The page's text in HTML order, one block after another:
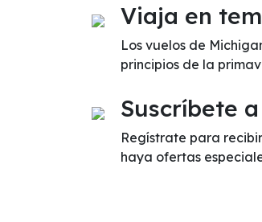
Viaja en
Los vuelos de
principios de la
Suscríbete
Regístrate para
haya ofertas